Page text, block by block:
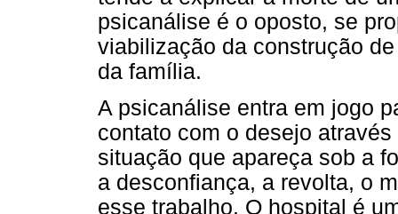
psicanálise é o oposto, se
viabilização da construção
da família.
A psicanálise entra em jogo
contato com o desejo
situação que apareça sob a
a desconfiança, a revolta, o
esse trabalho. O hospital é